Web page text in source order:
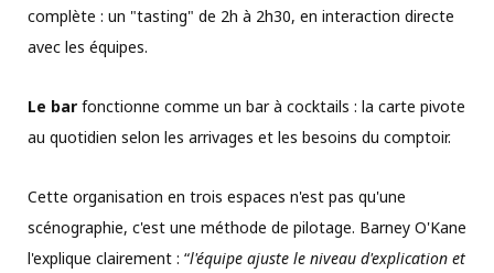
complète : un "tasting" de 2h à 2h30, en interaction directe
avec les équipes.
Le bar fonctionne comme un bar à cocktails : la carte pivote
au quotidien selon les arrivages et les besoins du comptoir.
Cette organisation en trois espaces n'est pas qu'une
scénographie, c'est une méthode de pilotage. Barney O'Kane
l'explique clairement : “l'équipe ajuste le niveau d'explication et